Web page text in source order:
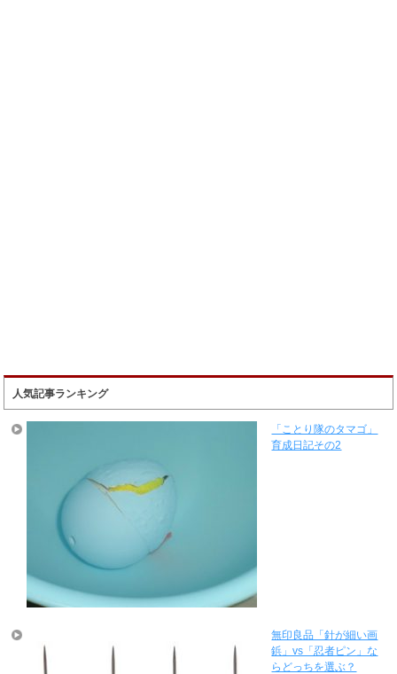
人気記事ランキング
「ことり隊のタマゴ」
育成日記その2
無印良品「針が細い画
鋲」vs「忍者ピン」な
らどっちを選ぶ？